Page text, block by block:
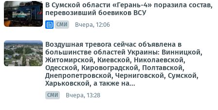
В Сумской области «Герань-4» поразила состав,
перевозивший боевиков ВСУ
СМИ Вчера, 12:06
Воздушная тревога сейчас объявлена в
большинстве областей Украины: Винницкой,
Житомирской, Киевской, Николаевской,
Одесской, Кировоградской, Полтавской,
Днепропетровской, Черниговской, Сумской,
Харьковской, а также на...
СМИ Вчера, 13:28